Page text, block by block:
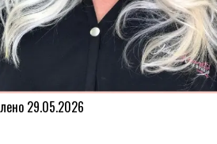
29.05.2026